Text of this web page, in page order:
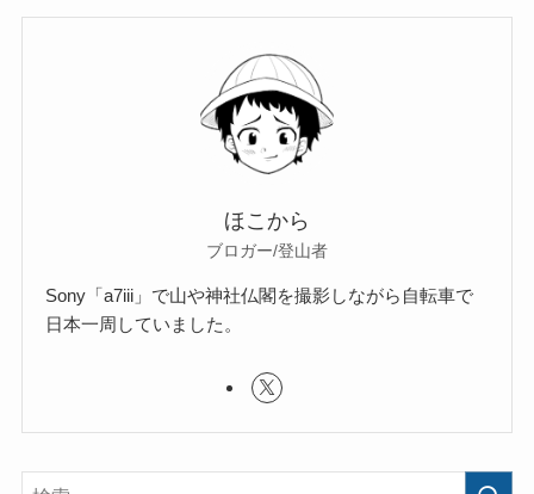
ほこから
ブロガー/登山者
Sony「a7iii」で山や神社仏閣を撮影しながら自転車で
日本一周していました。